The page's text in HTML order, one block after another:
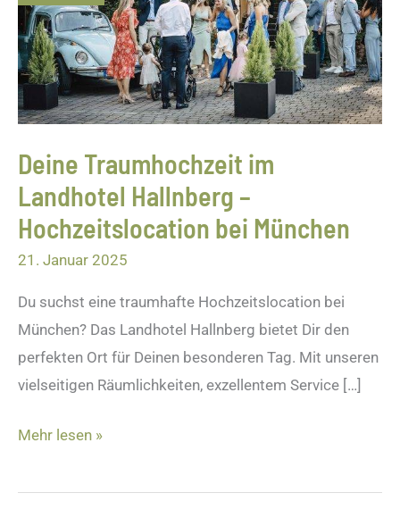
Deine Traumhochzeit im
Landhotel Hallnberg –
Hochzeitslocation bei München
21. Januar 2025
Du suchst eine traumhafte Hochzeitslocation bei
München? Das Landhotel Hallnberg bietet Dir den
perfekten Ort für Deinen besonderen Tag. Mit unseren
vielseitigen Räumlichkeiten, exzellentem Service […]
Landhotel
Hallnberg
–
Hochzeitslocation
bei
München
Mehr lesen »